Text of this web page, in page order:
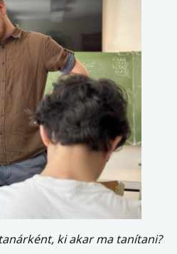
ki akar ma tanítani?